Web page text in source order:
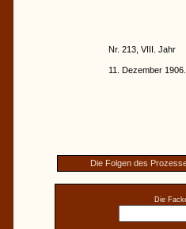
Nr. 213, VIII. Jahr
11. Dezember 1906.
Die Folgen des
Die